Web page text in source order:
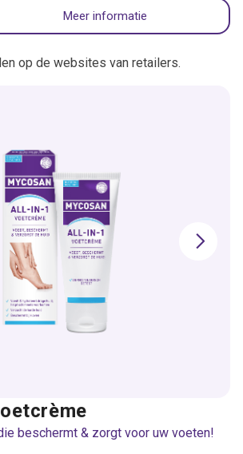
Meer informatie
op de websites van retailers.
beschermt & zorgt voor uw voeten!